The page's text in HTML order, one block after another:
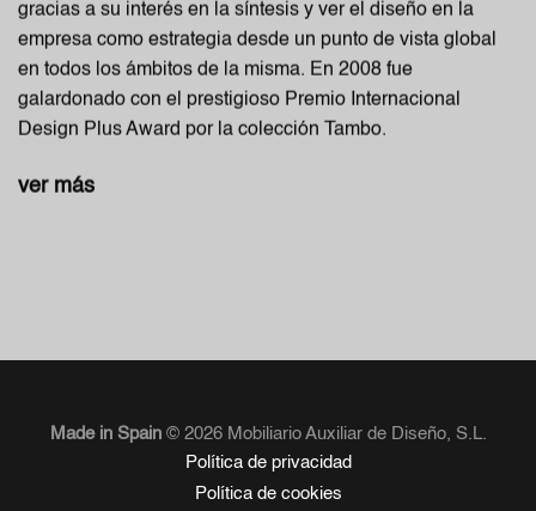
gracias a su interés en la síntesis y ver el diseño en la
empresa como estrategia desde un punto de vista global
en todos los ámbitos de la misma. En 2008 fue
galardonado con el prestigioso Premio Internacional
Design Plus Award por la colección Tambo.
ver más
Made in Spain © 2026 Mobiliario Auxiliar de Diseño, S.L.
Política de privacidad
Política de cookies